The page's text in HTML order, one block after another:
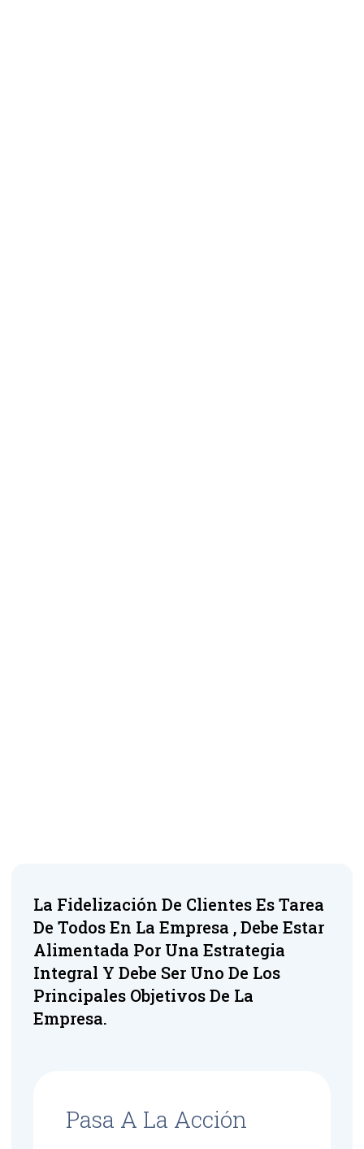
La Fidelización De Clientes Es Tarea
De Todos En La Empresa , Debe Estar
Alimentada Por Una Estrategia
Integral Y Debe Ser Uno De Los
Principales Objetivos De La
Empresa.
Pasa A La Acción